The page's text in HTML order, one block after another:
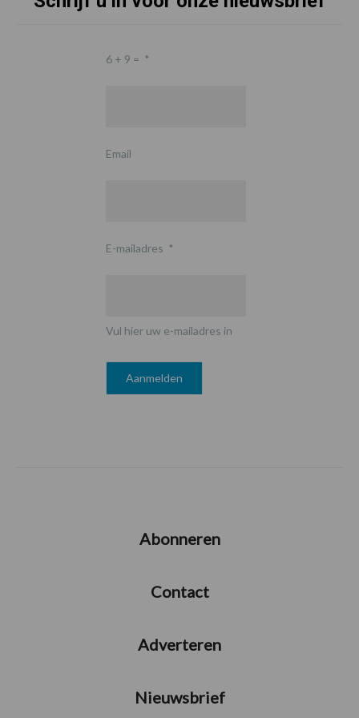
6 + 9 = *
Email
E-mailadres *
Vul hier uw e-mailadres in
Abonneren
Contact
Adverteren
Nieuwsbrief